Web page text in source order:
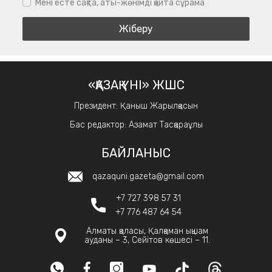
Мені есте сақта, аты-жөнімді қайта сұрама
«ҚАЗАҚ ҮНІ» ЖШС
Президент: Қаныш Жарылқасын
Бас редактор: Азамат Тасқараұлы
БАЙЛАНЫС
qazaquni.gazeta@gmail.com
+7 727 398 57 31
+7 776 487 64 54
Алматы қаласы, Қалқаман ықшам
ауданы – 3, Сейітов көшесі – 11.